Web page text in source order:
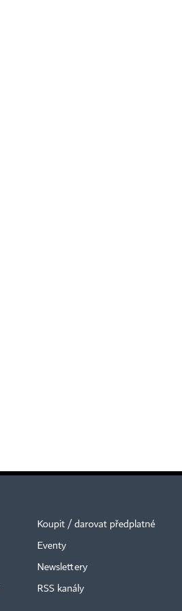
Koupit / darovat předplatné
Eventy
Newslettery
RSS kanály